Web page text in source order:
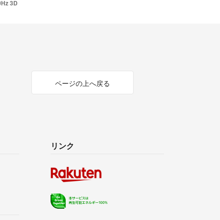
3D
ページの上へ戻る
リンク